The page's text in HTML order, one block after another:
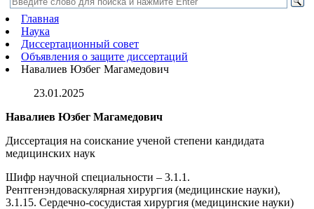
Главная
Наука
Диссертационный совет
Объявления о защите диссертаций
Навалиев Юзбег Магамедович
23.01.2025
Навалиев Юзбег Магамедович
Диссертация на соискание ученой степени кандидата
медицинских наук
Шифр научной специальности – 3.1.1.
Рентгенэндоваскулярная хирургия (медицинские науки),
3.1.15. Сердечно-сосудистая хирургия (медицинские науки)